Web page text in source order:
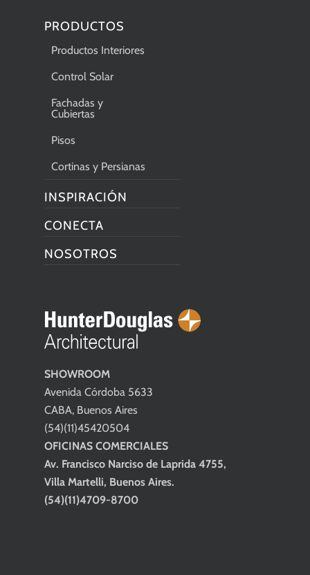
SHOWROOM
Avenida Córdoba 5633
CABA, Buenos Aires
(54)(11)45420504
OFICINAS COMERCIALES
Av. Francisco Narciso de Laprida 4755,
Villa Martelli, Buenos Aires.
(54)(11)4709-8700
PRODUCTOS
Productos Interiores
Control Solar
Fachadas y
Cubiertas
Pisos
Cortinas y Persianas
INSPIRACIÓN
CONECTA
NOSOTROS